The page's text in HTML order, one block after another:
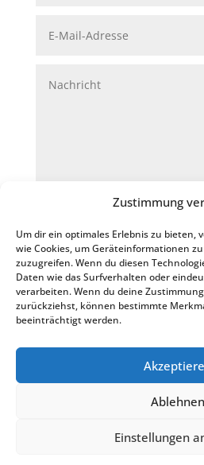
Zustimmung
Um dir ein optimales Erlebnis zu bieten,
wie Cookies, um Geräteinformationen
zuzugreifen. Wenn du diesen
Daten wie das Surfverhalten oder
verarbeiten. Wenn du deine
zurückziehst, können bestimmte
beeinträchtigt werden.
Ablehnen
Einstellungen
Ich stimme zu, dass
erhoben und verarbeitet
nach abgeschlossener
gelöscht. Hinweis: Sie können
für die Zukunft per E-Mail an
widerrufen. Detaillierte
Nutzerdaten finden Sie in